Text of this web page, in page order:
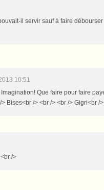
il servir sauf à faire
10:51
Que faire pour faire
Bises<br /> <br /> <br /> Gigri<br /
/>